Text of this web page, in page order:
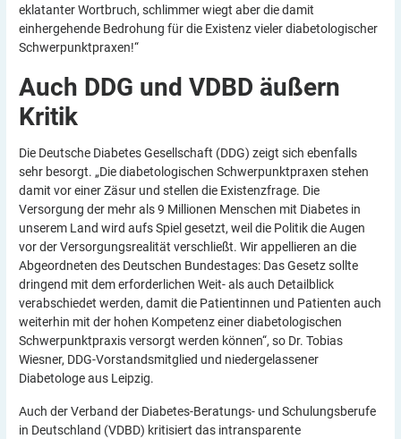
eklatanter Wortbruch, schlimmer wiegt aber die damit
einhergehende Bedrohung für die Existenz vieler diabetologischer
Schwerpunktpraxen!“
Auch DDG und VDBD äußern
Kritik
Die Deutsche Diabetes Gesellschaft (DDG) zeigt sich ebenfalls
sehr besorgt. „Die diabetologischen Schwerpunktpraxen stehen
damit vor einer Zäsur und stellen die Existenzfrage. Die
Versorgung der mehr als 9 Millionen Menschen mit Diabetes in
unserem Land wird aufs Spiel gesetzt, weil die Politik die Augen
vor der Versorgungsrealität verschließt. Wir appellieren an die
Abgeordneten des Deutschen Bundestages: Das Gesetz sollte
dringend mit dem erforderlichen Weit- als auch Detailblick
verabschiedet werden, damit die Patientinnen und Patienten auch
weiterhin mit der hohen Kompetenz einer diabetologischen
Schwerpunktpraxis versorgt werden können“, so Dr. Tobias
Wiesner, DDG-Vorstandsmitglied und niedergelassener
Diabetologe aus Leipzig.
Auch der Verband der Diabetes-Beratungs- und Schulungsberufe
in Deutschland (VDBD) kritisiert das intransparente